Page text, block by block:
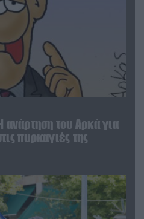
ανάρτηση του Αρκά για
πυρκαγιές της